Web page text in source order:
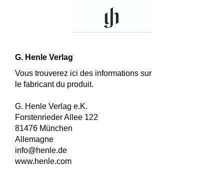
G. Henle Verlag
Vous trouverez ici des informations sur
le fabricant du produit.
G. Henle Verlag e.K.
Forstenrieder Allee 122
81476 München
Allemagne
info@henle.de
www.henle.com